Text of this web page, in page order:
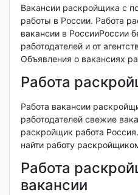
Вакансии раскройщика с
работы в России. Работа
вакансии в РоссииРоссии
работодателей и от
Объявления о вакансиях
Работа
Работа вакансии
работодателей свежие
раскройщик работа
найти работу
Работа
вакансии